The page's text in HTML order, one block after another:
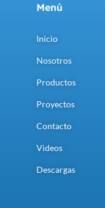
Menú
Inicio
Nosotros
Productos
Proyectos
Contacto
Videos
Descargas